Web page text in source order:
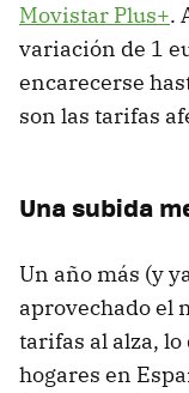
Movistar Plus+.
variación de 1
encarecerse
son las tarifas
Una subida
Un año más (y
aprovechado el
tarifas al alza,
hogares en